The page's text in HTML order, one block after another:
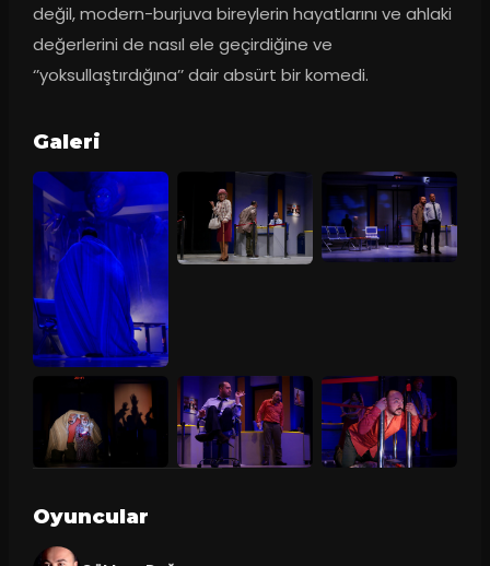
değil, modern-burjuva bireylerin hayatlarını ve ahlaki
değerlerini de nasıl ele geçirdiğine ve
‘’yoksullaştırdığına’’ dair absürt bir komedi.
Galeri
Oyuncular